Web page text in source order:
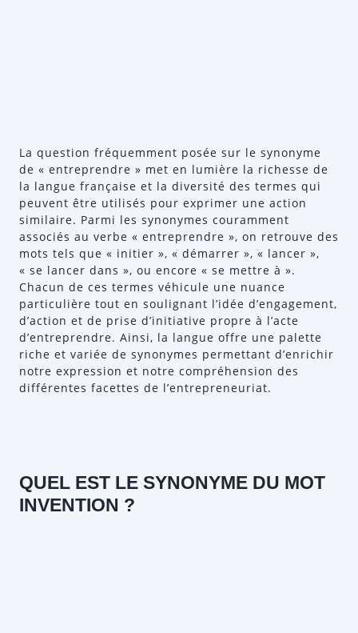
La question fréquemment posée sur le synonyme
de « entreprendre » met en lumière la richesse de
la langue française et la diversité des termes qui
peuvent être utilisés pour exprimer une action
similaire. Parmi les synonymes couramment
associés au verbe « entreprendre », on retrouve des
mots tels que « initier », « démarrer », « lancer »,
« se lancer dans », ou encore « se mettre à ».
Chacun de ces termes véhicule une nuance
particulière tout en soulignant l’idée d’engagement,
d’action et de prise d’initiative propre à l’acte
d’entreprendre. Ainsi, la langue offre une palette
riche et variée de synonymes permettant d’enrichir
notre expression et notre compréhension des
différentes facettes de l’entrepreneuriat.
QUEL EST LE SYNONYME DU MOT
INVENTION ?